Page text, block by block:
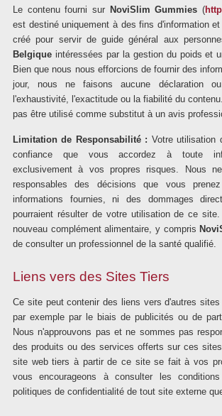
Le contenu fourni sur NoviSlim Gummies (
est destiné uniquement à des fins d'information
créé pour servir de guide général aux
Belgique intéressées par la gestion du poids et
Bien que nous nous efforcions de fournir des
jour, nous ne faisons aucune déclaration
l'exhaustivité, l'exactitude ou la fiabilité du
pas être utilisé comme substitut à un avis
Limitation de Responsabilité : Votre utilisation
confiance que vous accordez à toute
exclusivement à vos propres risques. Nous
responsables des décisions que vous
informations fournies, ni des dommages
pourraient résulter de votre utilisation de ce
nouveau complément alimentaire, y compris
de consulter un professionnel de la santé qualifié.
Liens vers des Sites Tiers
Ce site peut contenir des liens vers d'autres
par exemple par le biais de publicités ou de
Nous n'approuvons pas et ne sommes pas
des produits ou des services offerts sur ces
site web tiers à partir de ce site se fait à vos
vous encourageons à consulter les
politiques de confidentialité de tout site externe